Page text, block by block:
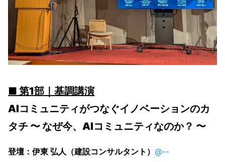
■ 第1部｜基調講演
AIコミュニティがつなぐイノベーションのカ
タチ 〜 なぜ今、AIコミュニティなのか？ 〜
登壇：伊東 弘人（建設コンサルタント） @--